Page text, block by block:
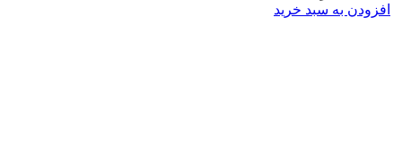
افزودن به سبد خرید